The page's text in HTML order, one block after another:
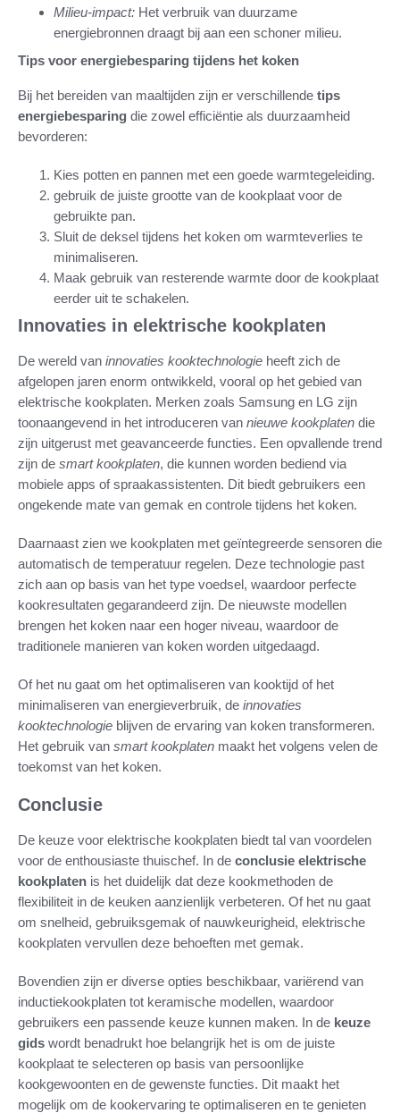
Milieu-impact: Het verbruik van duurzame
energiebronnen draagt bij aan een schoner milieu.
Tips voor energiebesparing tijdens het koken
Bij het bereiden van maaltijden zijn er verschillende tips
energiebesparing die zowel efficiëntie als duurzaamheid
bevorderen:
Kies potten en pannen met een goede warmtegeleiding.
gebruik de juiste grootte van de kookplaat voor de
gebruikte pan.
Sluit de deksel tijdens het koken om warmteverlies te
minimaliseren.
Maak gebruik van resterende warmte door de kookplaat
eerder uit te schakelen.
Innovaties in elektrische kookplaten
De wereld van innovaties kooktechnologie heeft zich de
afgelopen jaren enorm ontwikkeld, vooral op het gebied van
elektrische kookplaten. Merken zoals Samsung en LG zijn
toonaangevend in het introduceren van nieuwe kookplaten die
zijn uitgerust met geavanceerde functies. Een opvallende trend
zijn de smart kookplaten, die kunnen worden bediend via
mobiele apps of spraakassistenten. Dit biedt gebruikers een
ongekende mate van gemak en controle tijdens het koken.
Daarnaast zien we kookplaten met geïntegreerde sensoren die
automatisch de temperatuur regelen. Deze technologie past
zich aan op basis van het type voedsel, waardoor perfecte
kookresultaten gegarandeerd zijn. De nieuwste modellen
brengen het koken naar een hoger niveau, waardoor de
traditionele manieren van koken worden uitgedaagd.
Of het nu gaat om het optimaliseren van kooktijd of het
minimaliseren van energieverbruik, de innovaties
kooktechnologie blijven de ervaring van koken transformeren.
Het gebruik van smart kookplaten maakt het volgens velen de
toekomst van het koken.
Conclusie
De keuze voor elektrische kookplaten biedt tal van voordelen
voor de enthousiaste thuischef. In de conclusie elektrische
kookplaten is het duidelijk dat deze kookmethoden de
flexibiliteit in de keuken aanzienlijk verbeteren. Of het nu gaat
om snelheid, gebruiksgemak of nauwkeurigheid, elektrische
kookplaten vervullen deze behoeften met gemak.
Bovendien zijn er diverse opties beschikbaar, variërend van
inductiekookplaten tot keramische modellen, waardoor
gebruikers een passende keuze kunnen maken. In de keuze
gids wordt benadrukt hoe belangrijk het is om de juiste
kookplaat te selecteren op basis van persoonlijke
kookgewoonten en de gewenste functies. Dit maakt het
mogelijk om de kookervaring te optimaliseren en te genieten